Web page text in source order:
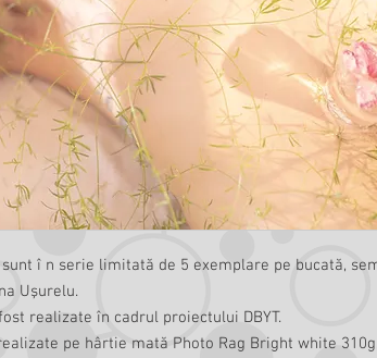
î n serie limitată de 5 exemplare pe bucată,
Uşurelu.
realizate în cadrul proiectului DBYT.
pe hârtie mată Photo Rag Bright white 310g,